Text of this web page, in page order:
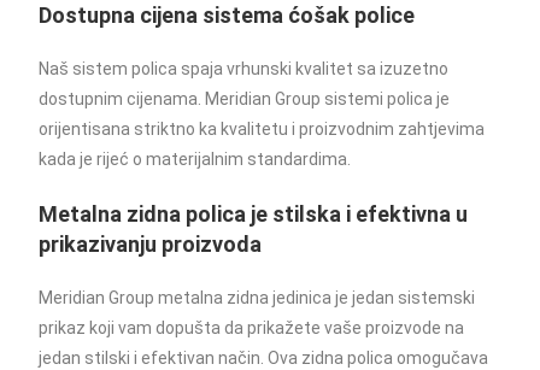
Dostupna cijena sistema ćošak police
Naš sistem polica spaja vrhunski kvalitet sa izuzetno
dostupnim cijenama. Meridian Group sistemi polica je
orijentisana striktno ka kvalitetu i proizvodnim zahtjevima
kada je rijeć o materijalnim standardima.
Metalna zidna polica je stilska i efektivna u
prikazivanju proizvoda
Meridian Group metalna zidna jedinica je jedan sistemski
prikaz koji vam dopušta da prikažete vaše proizvode na
jedan stilski i efektivan način. Ova zidna polica omogučava